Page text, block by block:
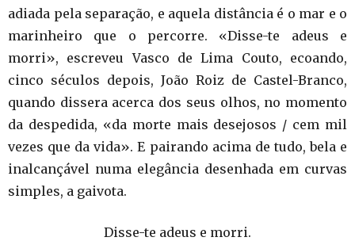
adiada pela separação, e aquela distância é o mar e o
marinheiro que o percorre. «Disse-te adeus e
morri», escreveu Vasco de Lima Couto, ecoando,
cinco séculos depois, João Roiz de Castel-Branco,
quando dissera acerca dos seus olhos, no momento
da despedida, «da morte mais desejosos / cem mil
vezes que da vida». E pairando acima de tudo, bela e
inalcançável numa elegância desenhada em curvas
simples, a gaivota.
Disse-te adeus e morri.